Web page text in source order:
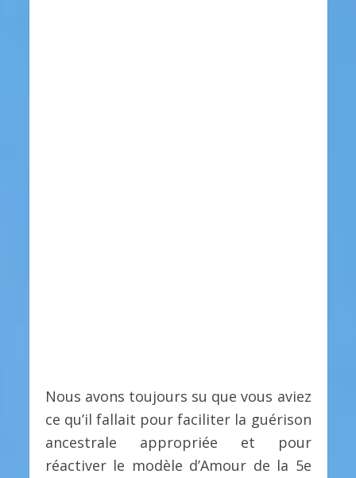
Nous avons toujours su que vous aviez
ce qu’il fallait pour faciliter la guérison
ancestrale appropriée et pour
réactiver le modèle d’Amour de la 5e